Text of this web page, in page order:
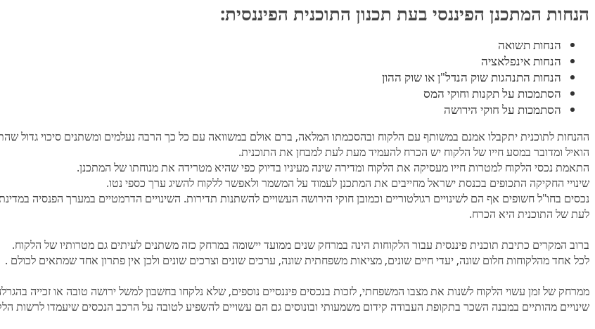
הנחות המתכנן הפיננסי בעת תכנון התוכנית הפיננסית:
הנחות תשואה
הנחות אינפלאציה
הנחות התנהגות שוק הנדל"ן או שוק ההון
הסתמכות על תקנות וחוקי המס
הסתמכות על חוקי הירושה
ההנחות לתוכנית יתקבלו אמנם במשותף עם הלקוח ובהסכמתו המלאה, ברם אולם במשוואה עם כל כך הרבה נעלמים ומשתנים סיכוי גדול
הואיל ומדובר במסע חייו של הלקוח יש הכרח להעמיד מעת לעת למבחן את התוכנית.
התאמת נכסי הלקוח למטרות חייו מעסיקה את הלקוח ומדירה שינה מעיניו בדיוק כפי שהיא מטרידה את מנוחתו של המתכנן.
שינויי החקיקה התכופים בכנסת ישראל מחייבים את המתכנן לעמוד על המשמר ולאפשר ללקוח להשיג ערך כספי נטו.
נכסים בחו"ל חשופים אף הם לשינויים רגולטוריים וכמובן חוקי הירושה העשויים להשתנות תדירות. השינויים הדרמטיים במערך הפנסיה
לעת של התוכנית היא הכרח.
ברוב המקרים כתיבת תוכנית פיננסית עבור הלקוחות הינה במרחק שנים ממועד יישומה במרחק כזה משתנים לעיתים גם מטרותיו של הלקוח.
לכל אחד מהלקוחות חלום שונה, יעדי חיים שונים, מציאות משפחתית שונה, ערכים שונים וצרכים שונים ולכן אין פתרון אחד שמתאים לכולם .
ממרחק של זמן עשוי הלקוח לשנות את מצבו המשפחתי, לזכות בנכסים פיננסיים נוספים, שלא נלקחו בחשבון למשל ירושה טובה או זכייה
שינויים מהותיים במבנה השכר בתקופת העבודה קידום משמעותי ובונוסים גם הם עשויים להשפיע לטובה על הרכב הנכסים שיעמדו לרשות